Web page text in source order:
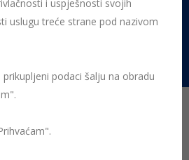
Rijeka
obvezna
do 31.
i uspješnosti svojih
uslugu treće strane pod nazivom
podaci šalju na obradu